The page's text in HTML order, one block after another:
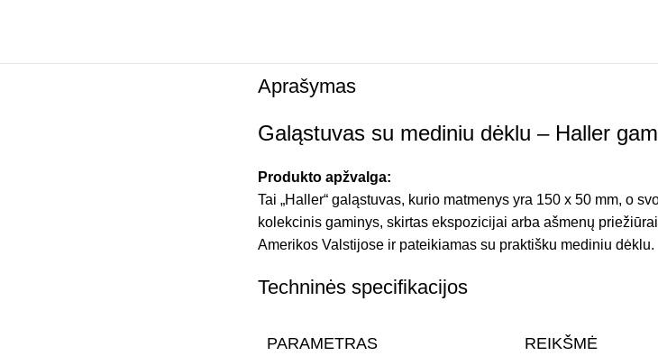
Aprašymas
Galąstuvas su mediniu dėklu – Haller
Produkto apžvalga:
Tai „Haller“ galąstuvas, kurio matmenys yra 150 x 50 mm, o
kolekcinis gaminys, skirtas ekspozicijai arba ašmenų
Amerikos Valstijose ir pateikiamas su praktišku mediniu dėklu.
Techninės specifikacijos
PARAMETRAS REIKŠMĖ